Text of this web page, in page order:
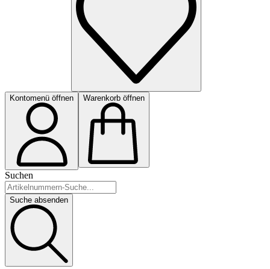
Kontomenü öffnen Warenkorb öffnen
Suchen
Suche absenden